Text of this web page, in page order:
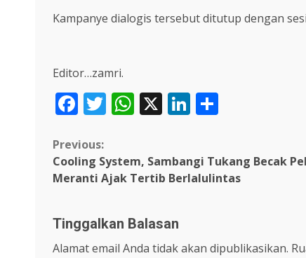
Kampanye dialogis tersebut ditutup dengan
Editor…zamri.
Facebook
Twitter
WhatsApp
X LinkedIn
Continue
Reading
Previous:
Cooling System, Sambangi Tukang Becak
Meranti Ajak Tertib Berlalulintas
Tinggalkan Balasan
Alamat email Anda tidak akan dipublikasikan.